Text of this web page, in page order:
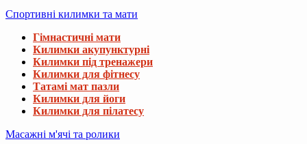
Спортивні килимки та мати
Гімнастичні мати
Килимки акупунктурні
Килимки під тренажери
Килимки для фітнесу
Татамі мат пазли
Килимки для йоги
Килимки для пілатесу
Масажні м'ячі та ролики